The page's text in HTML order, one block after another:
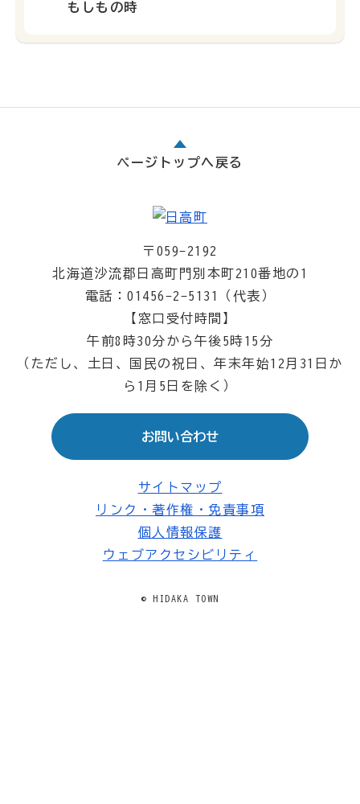
もしもの時
ページトップへ戻る
〒059-2192
北海道沙流郡日高町門別本町210番地の1
電話：01456-2-5131（代表）
【窓口受付時間】
午前8時30分から午後5時15分
（ただし、土日、国民の祝日、年末年始12月31日か
ら1月5日を除く）
お問い合わせ
サイトマップ
リンク・著作権・免責事項
個人情報保護
ウェブアクセシビリティ
© HIDAKA TOWN